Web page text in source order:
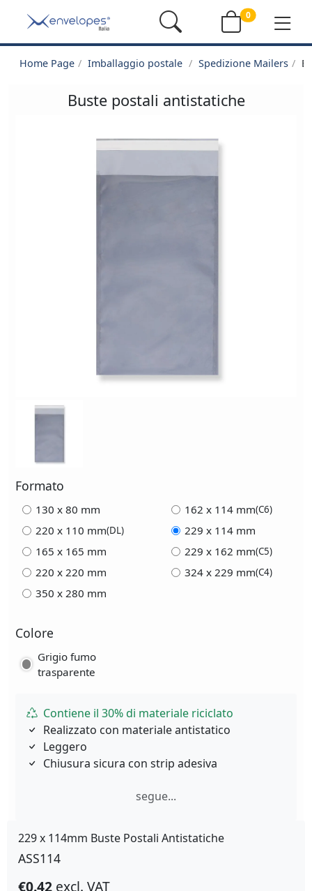
0
Home Page Imballaggio postale Spedizione Mailers
Buste postali antistatiche
Formato
130 x 80 mm 162 x 114 mm(C6)
220 x 110 mm(DL)
229 x 114 mm
165 x 165 mm
229 x 162 mm(C5)
220 x 220 mm 324 x 229 mm(C4)
350 x 280 mm
Colore
Grigio fumo
trasparente
Contiene il 30% di materiale riciclato
Realizzato con materiale antistatico
Leggero
Chiusura sicura con strip adesiva
segue...
229 x 114mm Buste Postali Antistatiche
ASS114
€0.42 excl. VAT